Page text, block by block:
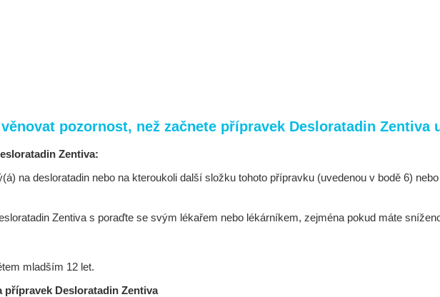
pozornost, než začnete přípravek Desloratadin Zentiva
Zentiva:
na desloratadin nebo na kteroukoli další složku tohoto přípravku (uvedenou v bodě 6)
Zentiva s poraďte se svým lékařem nebo lékárníkem, zejména pokud máte
mladším 12 let.
přípravek Desloratadin Zentiva